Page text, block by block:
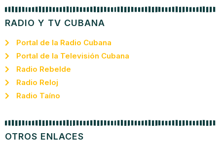
RADIO Y TV CUBANA
Portal de la Radio Cubana
Portal de la Televisión Cubana
Radio Rebelde
Radio Reloj
Radio Taíno
OTROS ENLACES